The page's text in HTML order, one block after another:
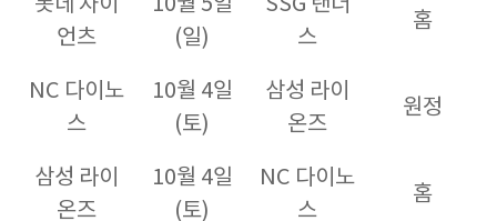
언츠
(일)
스
홈
NC 다이노
스
10월 4일
(토)
삼성 라이
온즈
원정
삼성 라이
온즈
10월 4일
(토)
NC 다이노
스
홈